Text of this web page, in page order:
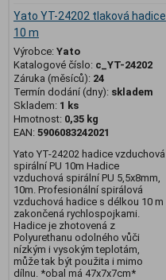
Yato YT-24202 tlaková hadice
10 m
Výrobce: Yato
Katalogové číslo: c_YT-24202
Záruka (měsíců): 24
Termín dodání (dny): skladem
Skladem: 1 ks
Hmotnost: 0,35 kg
EAN: 5906083242021
Yato YT-24202 hadice vzduchová
spirální PU 10m Hadice
vzduchová spirální PU 5,5x8mm,
10m. Profesionální spirálová
vzduchová hadice s délkou 10 m
zakončená rychlospojkami.
Hadice je zhotovená z
Polyurethanu odolného vůči
nízkým i vysokým teplotám,
může tak být použita i mimo
dílnu. *obal má 47x7x7cm*